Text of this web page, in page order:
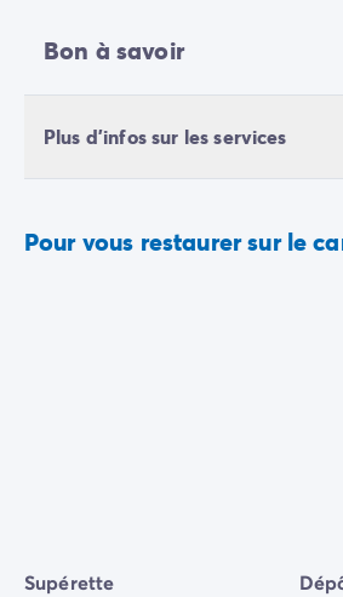
Bon à savoir
Plus d'infos sur les services
Pour vous restaurer sur le
Supérette